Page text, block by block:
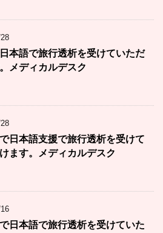
本語で旅行透析を受けていただ
メディカルデスク
日本語支援で旅行透析を受けて
ます。メディカルデスク
日本語で旅行透析を受けていた